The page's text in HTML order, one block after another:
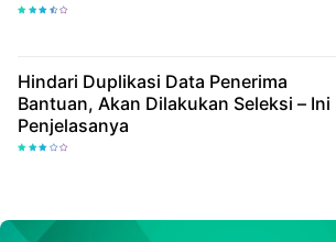
Hindari Duplikasi Data Penerima
Bantuan, Akan Dilakukan Seleksi – Ini
Penjelasanya